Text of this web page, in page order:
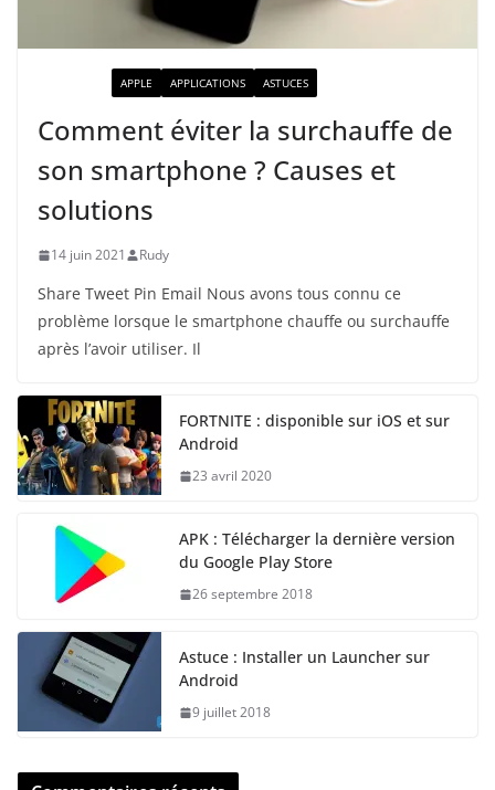
APPLE APPLICATIONS ASTUCES
Comment éviter la surchauffe de
son smartphone ? Causes et
solutions
14 juin 2021 Rudy
Share Tweet Pin Email Nous avons tous connu ce
problème lorsque le smartphone chauffe ou surchauffe
après l’avoir utiliser. Il
FORTNITE : disponible sur iOS et sur
Android
23 avril 2020
APK : Télécharger la dernière version
du Google Play Store
26 septembre 2018
Astuce : Installer un Launcher sur
Android
9 juillet 2018